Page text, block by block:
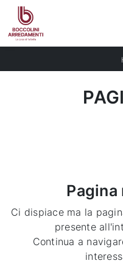
Pagina
Ci dispiace ma la
presente
Continua a